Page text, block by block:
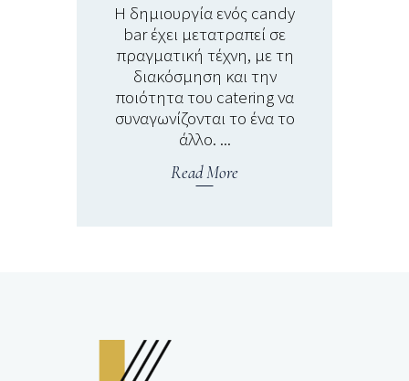
Η δημιουργία ενός candy
bar έχει μετατραπεί σε
πραγματική τέχνη, με τη
διακόσμηση και την
ποιότητα του catering να
συναγωνίζονται το ένα το
άλλο.
Read More